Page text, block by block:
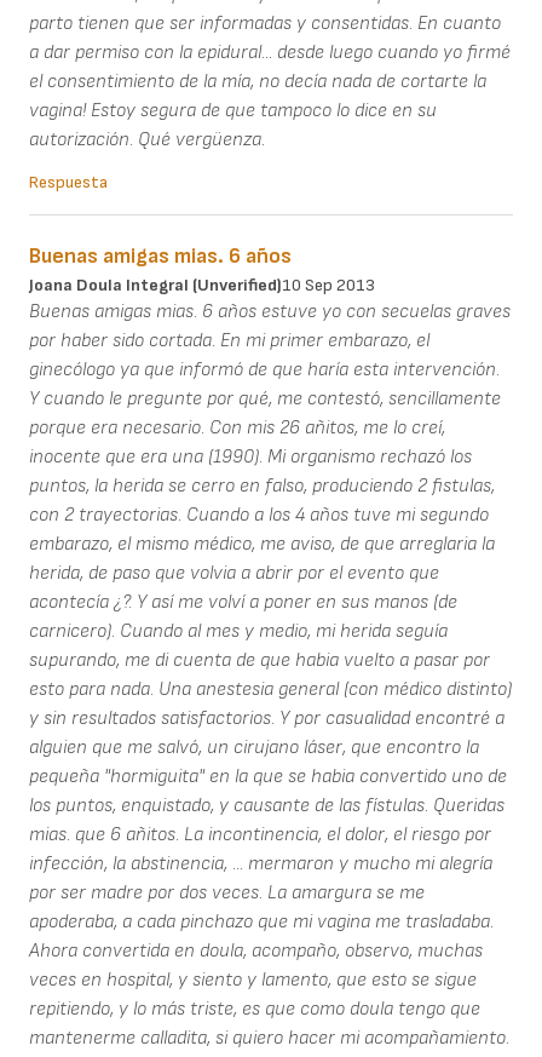
parto tienen que ser informadas y consentidas. En cuanto
a dar permiso con la epidural... desde luego cuando yo firmé
el consentimiento de la mía, no decía nada de cortarte la
vagina! Estoy segura de que tampoco lo dice en su
autorización. Qué vergüenza.
Respuesta
Buenas amigas mias. 6 años
Joana Doula Integral (unverified)10 Sep 2013
Buenas amigas mias. 6 años estuve yo con secuelas graves
por haber sido cortada. En mi primer embarazo, el
ginecólogo ya que informó de que haría esta intervención.
Y cuando le pregunte por qué, me contestó, sencillamente
porque era necesario. Con mis 26 añitos, me lo creí,
inocente que era una (1990). Mi organismo rechazó los
puntos, la herida se cerro en falso, produciendo 2 fistulas,
con 2 trayectorias. Cuando a los 4 años tuve mi segundo
embarazo, el mismo médico, me aviso, de que arreglaria la
herida, de paso que volvia a abrir por el evento que
acontecía ¿?. Y así me volví a poner en sus manos (de
carnicero). Cuando al mes y medio, mi herida seguía
supurando, me di cuenta de que habia vuelto a pasar por
esto para nada. Una anestesia general (con médico distinto)
y sin resultados satisfactorios. Y por casualidad encontré a
alguien que me salvó, un cirujano láser, que encontro la
pequeña "hormiguita" en la que se habia convertido uno de
los puntos, enquistado, y causante de las fístulas. Queridas
mias. que 6 añitos. La incontinencia, el dolor, el riesgo por
infección, la abstinencia, ... mermaron y mucho mi alegría
por ser madre por dos veces. La amargura se me
apoderaba, a cada pinchazo que mi vagina me trasladaba.
Ahora convertida en doula, acompaño, observo, muchas
veces en hospital, y siento y lamento, que esto se sigue
repitiendo, y lo más triste, es que como doula tengo que
mantenerme calladita, si quiero hacer mi acompañamiento.